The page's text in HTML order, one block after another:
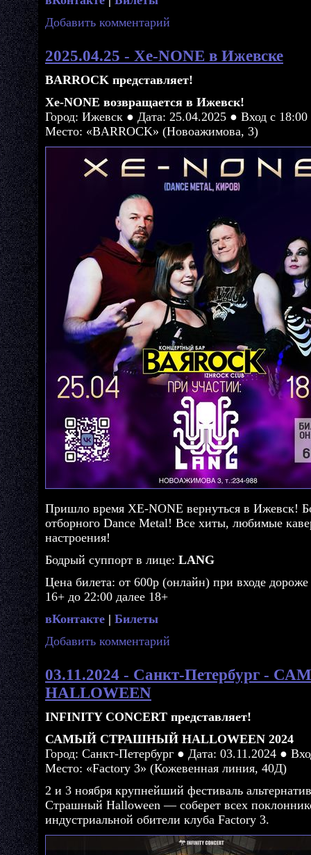
Добавить комментарий
2025.04.25 - Xe-NONE в Ижевске
BARROCK представляет!
Xe-NONE возвращается в Ижевск!
Город: Ижевск ● Дата: 25.04.2025 ● Вход с 18:00
Место: «BARROCK» (Новоажимова, 3)
Пришло время XE-NONE вернуться в Ижевск!
отборного Dance Metal! Все хиты, любимые
настроения!
Бодрый суппорт в лице: LANG
Цена билета: от 600р (онлайн) при входе
16+ до 22:00 далее 18+
вКонтакте | Билеты
Добавить комментарий
03.11.2024 - Санкт-Петербург
HALLOWEEN
INFINITY CONCERT представляет!
САМЫЙ СТРАШНЫЙ HALLOWEEN 2024
Город: Санкт-Петербург ● Дата: 03.11.2024 ●
Место: «Factory 3» (Кожевенная линия, 40Д)
2 и 3 ноября крупнейший фестиваль
Страшный Halloween — соберет всех
индустриальной обители клуба Factory 3.